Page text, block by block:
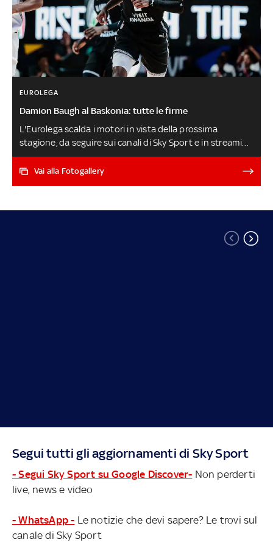
EUROLEGA
Damion Baugh al Baskonia: tutte le firme
L'Eurolega scalda i motori in vista della prossima
stagione, da seguire sui canali di Sky Sport e in streaming
su NOW. Il Baskonia ingaggia il playmaker Damion Baugh.
L'ex Virtus Bologna Tornike Shengelia passa dal
anche il veterano Daniel Theis. Di seguito tutti gli accordi
Vai alla Fotogallery
Segui tutti gli aggiornamenti di Sky Sport
- Segui Sky Sport su Google Discover- Non perderti
live, news e video
- WhatsApp - Le notizie che devi sapere? Le trovi sul
canale di Sky Sport